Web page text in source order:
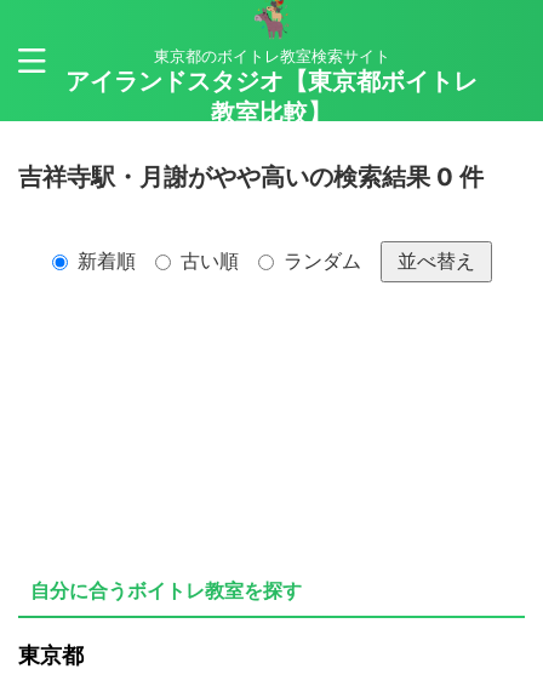
東京都のボイトレ教室検索サイト
アイランドスタジオ【東京都ボイトレ
教室比較】
吉祥寺駅・月謝がやや高いの検索結果 0 件
新着順 古い順 ランダム 並べ替え
自分に合うボイトレ教室を探す
東京都